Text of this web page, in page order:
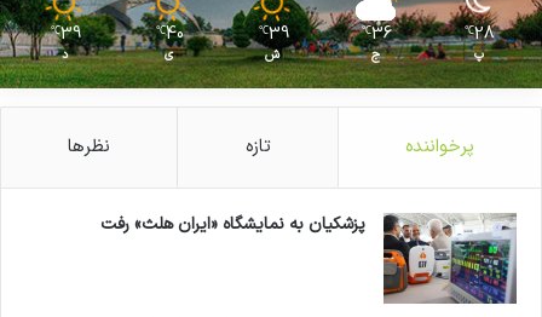
28
℃
پ
36
℃
ج
39
℃
ش
40
℃
ی
39
℃
د
پرخواننده تازه نظرها
پزشکیان به نمایشگاه «ایران هلث» رفت